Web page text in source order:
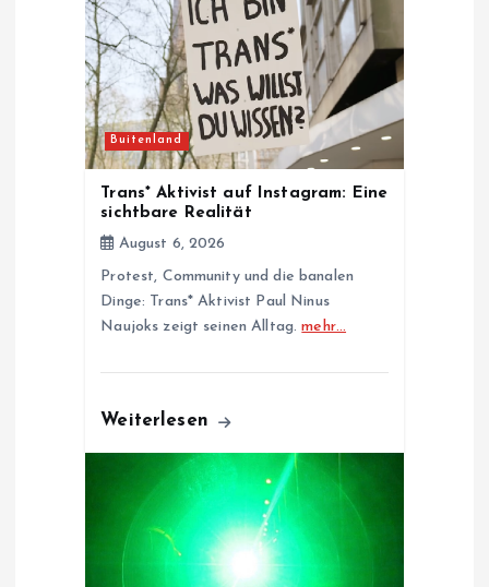
Buitenland
Trans* Aktivist auf Instagram: Eine
sichtbare Realität
August 6, 2026
Protest, Community und die banalen
Dinge: Trans* Aktivist Paul Ninus
Naujoks zeigt seinen Alltag.mehr…
Weiterlesen